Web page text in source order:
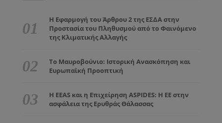
Η Εφαρμογή του Άρθρου 2 της ΕΣΔΑ στην
Προστασία του Πληθυσμού από το Φαινόμενο
της Κλιματικής Αλλαγής
Το Μαυροβούνιο: Ιστορική Ανασκόπηση και
Ευρωπαϊκή Προοπτική
Η EEAS και η Επιχείρηση ASPIDES: Η ΕΕ στην
ασφάλεια της Ερυθράς Θάλασσας